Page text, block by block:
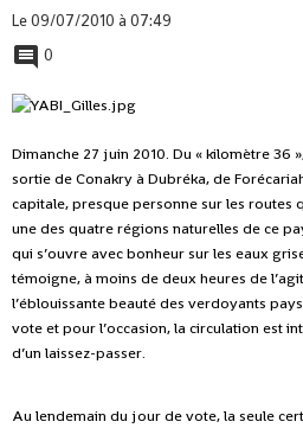
Le 09/07/2010 à 07:49
0
Dimanche 27 juin 2010. Du « kilomètre 36
sortie de Conakry à Dubréka, de
capitale, presque personne sur les routes
une des quatre régions naturelles de ce
qui s’ouvre avec bonheur sur les eaux
témoigne, à moins de deux heures de
l’éblouissante beauté des verdoyants
vote et pour l’occasion, la circulation est
d’un laissez-passer.
Au lendemain du jour de vote, la seule